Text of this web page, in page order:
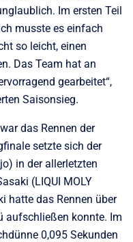
Im ersten Teil
musste es einfach
so leicht, einen
Das Team hat an
gearbeitet“,
Saisonsieg.
das Rennen der
setzte sich der
in der allerletzten
(LIQUI MOLY
hatte das Rennen über
aufschließen konnte. Im
0,095 Sekunden